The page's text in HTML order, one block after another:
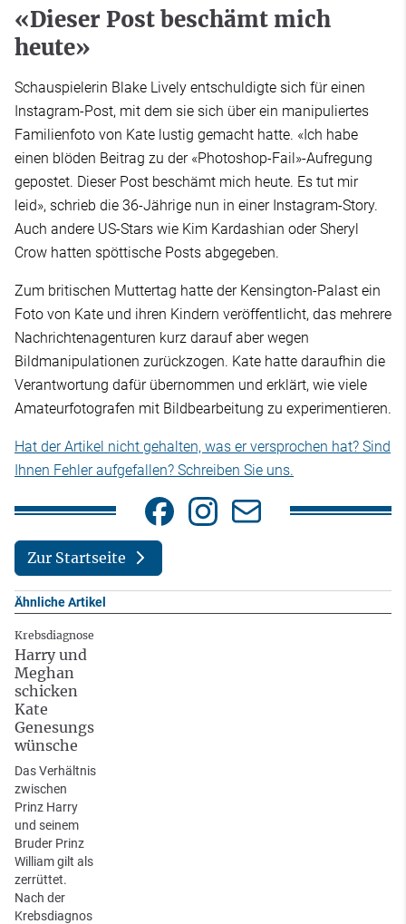
«Dieser Post beschämt mich
heute»
Schauspielerin Blake Lively entschuldigte sich für einen
Instagram-Post, mit dem sie sich über ein manipuliertes
Familienfoto von Kate lustig gemacht hatte. «Ich habe
einen blöden Beitrag zu der «Photoshop-Fail»-Aufregung
gepostet. Dieser Post beschämt mich heute. Es tut mir
leid», schrieb die 36-Jährige nun in einer Instagram-Story.
Auch andere US-Stars wie Kim Kardashian oder Sheryl
Crow hatten spöttische Posts abgegeben.
Zum britischen Muttertag hatte der Kensington-Palast ein
Foto von Kate und ihren Kindern veröffentlicht, das mehrere
Nachrichtenagenturen kurz darauf aber wegen
Bildmanipulationen zurückzogen. Kate hatte daraufhin die
Verantwortung dafür übernommen und erklärt, wie viele
Amateurfotografen mit Bildbearbeitung zu experimentieren.
Hat der Artikel nicht gehalten, was er versprochen hat? Sind
Ihnen Fehler aufgefallen? Schreiben Sie uns.
Zur Startseite
Ähnliche Artikel
Krebsdiagnose
Harry und
Meghan
schicken
Kate
Genesungs
wünsche
Das Verhältnis
zwischen
Prinz Harry
und seinem
Bruder Prinz
William gilt als
zerrüttet.
Nach der
Krebsdiagnos